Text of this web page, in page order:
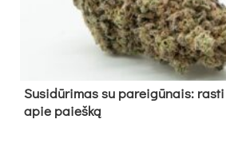
Su­si­dū­ri­mas su pa­rei­gū­nais:
apie paieš­ką